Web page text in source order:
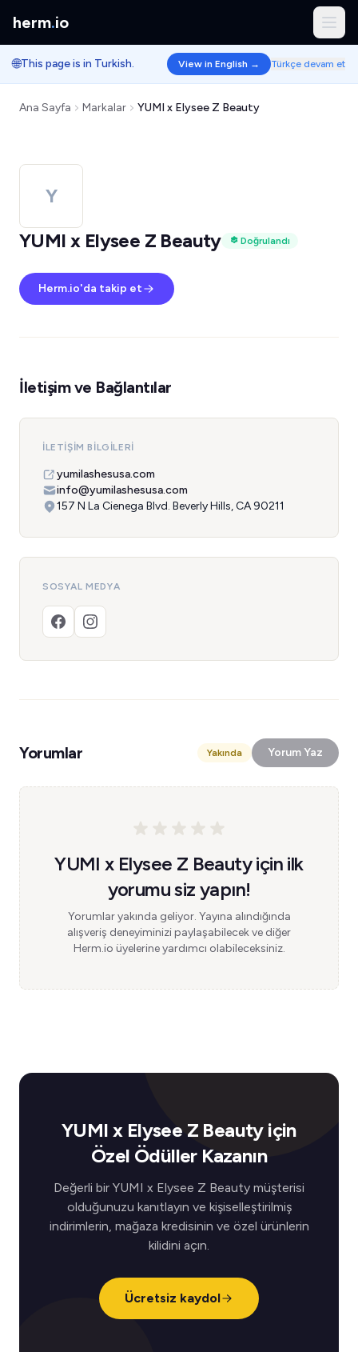
herm.io
🌐This page is in Turkish. View in English → Türkçe devam et
Ana Sayfa Markalar YUMI x Elysee Z Beauty
Y
YUMI x Elysee Z Beauty
Doğrulandı
Herm.io'da takip et
İletişim ve Bağlantılar
İLETIŞIM BILGILERI
yumilashesusa.com
info@yumilashesusa.com
157 N La Cienega Blvd. Beverly Hills, CA 90211
SOSYAL MEDYA
Yorumlar Yakında Yorum Yaz
YUMI x Elysee Z Beauty için ilk
yorumu siz yapın!
Yorumlar yakında geliyor. Yayına alındığında
alışveriş deneyiminizi paylaşabilecek ve diğer
Herm.io üyelerine yardımcı olabileceksiniz.
YUMI x Elysee Z Beauty için
Özel Ödüller Kazanın
Değerli bir YUMI x Elysee Z Beauty müşterisi
olduğunuzu kanıtlayın ve kişiselleştirilmiş
indirimlerin, mağaza kredisinin ve özel ürünlerin
kilidini açın.
Ücretsiz kaydol